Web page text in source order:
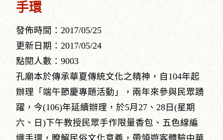
手環
發佈時間：2017/05/25
更新日期：2017/05/24
點閱人數：9003
孔廟本於傳承華夏傳統文化之精神，自104年起
辦理「端午節慶專題活動」，兩年來參與民眾踴
躍，今(106)年延續辦理，於5月27、28日(星期
六、日)下午教授民眾手作限量香包、五色線編